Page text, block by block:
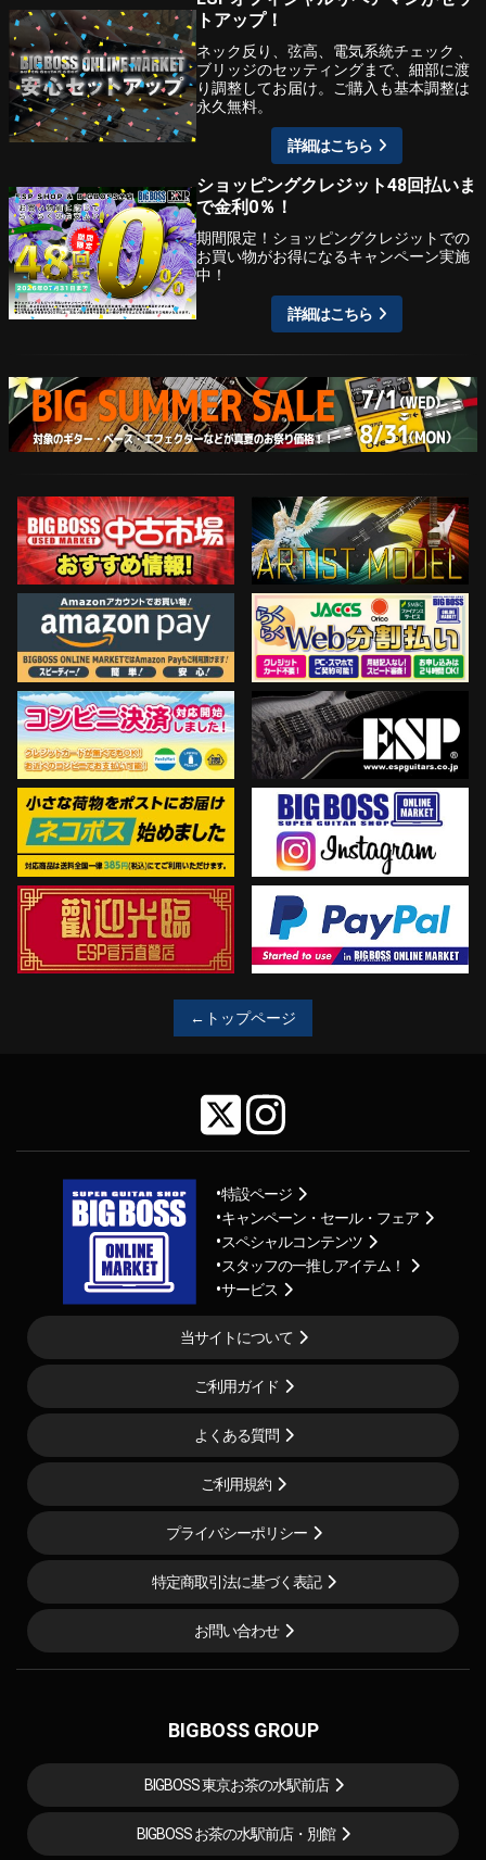
トアップ！
ネック反り、弦高、電気系統チェック 、
ブリッジのセッティングまで、細部に渡
り調整してお届け。ご購入も基本調整は
永久無料。
詳細はこちら
ショッピングクレジット48回払いま
で金利0％！
期間限定！ショッピングクレジットでの
お買い物がお得になるキャンペーン実施
中！
詳細はこちら
←トップページ
特設ページ
キャンペーン・セール・フェア
スペシャルコンテンツ
スタッフの一推しアイテム！
サービス
当サイトについて
ご利用ガイド
よくある質問
ご利用規約
プライバシーポリシー
特定商取引法に基づく表記
お問い合わせ
BIGBOSS GROUP
BIGBOSS 東京お茶の水駅前店
BIGBOSS お茶の水駅前店・別館